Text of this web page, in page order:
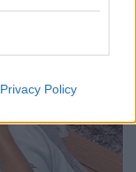
Privacy Policy